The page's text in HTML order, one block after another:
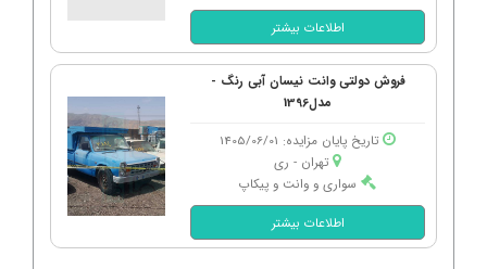
اطلاعات بیشتر
فروش دولتی وانت نیسان آبی رنگ -
مدل1396
تاریخ پایان مزایده: 1405/06/01
تهران - ری
سواری و وانت و پیکاپ
اطلاعات بیشتر